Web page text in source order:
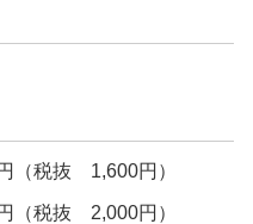
税抜 1,600円）
税抜 2,000円）